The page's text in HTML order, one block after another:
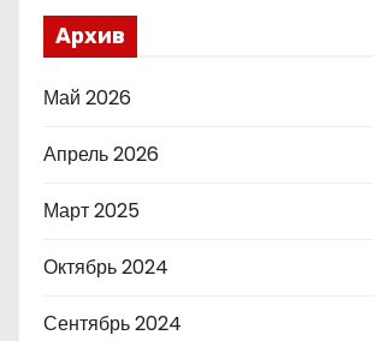
Архив
Май 2026
Апрель 2026
Март 2025
Октябрь 2024
Сентябрь 2024